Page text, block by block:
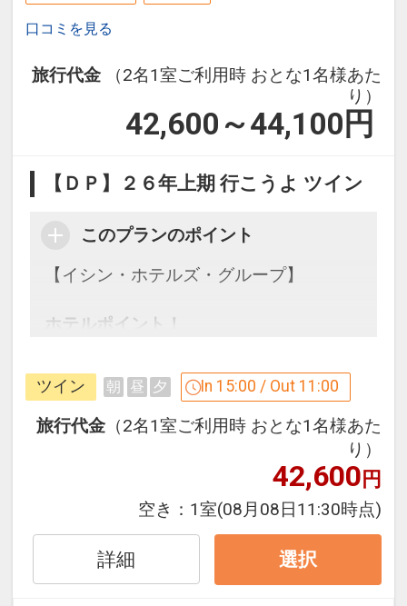
口コミを見る
旅行代金
（2名1室ご利用時 おとな1名様あた
り）
42,600～44,100 円
【ＤＰ】２６年上期 行こうよ ツイン
このプランのポイント
【イシン・ホテルズ・グループ】
ホテルポイント！
意！（セルフサービス）
※旅行代金に含まれます。
「食事なしプラン」と「朝食付プラン」
をご用意しています。
●「食事なしプラン」と「朝食付プラ
ン」を掲載しています。
※ご覧のページがどちらかを
【食事条
ツイン 朝 昼 夕 In 15:00 / Out 11:00
旅行代金 （2名1室ご利用時 おとな1名様あた
り）
42,600円
空き： 1室(08月08日11:30時点)
詳細 選択